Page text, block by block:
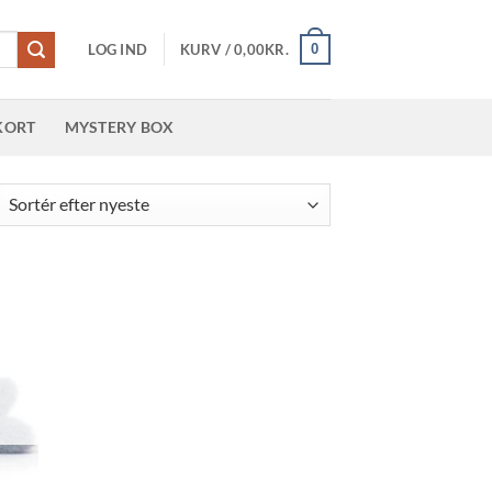
LOG IND KURV /0,00KR. 0
MYSTERY BOX